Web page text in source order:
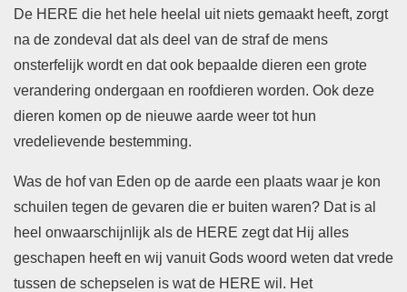
De HERE die het hele heelal uit niets gemaakt heeft, zorgt
na de zondeval dat als deel van de straf de mens
onsterfelijk wordt en dat ook bepaalde dieren een grote
verandering ondergaan en roofdieren worden. Ook deze
dieren komen op de nieuwe aarde weer tot hun
vredelievende bestemming.
Was de hof van Eden op de aarde een plaats waar je kon
schuilen tegen de gevaren die er buiten waren? Dat is al
heel onwaarschijnlijk als de HERE zegt dat Hij alles
geschapen heeft en wij vanuit Gods woord weten dat vrede
tussen de schepselen is wat de HERE wil. Het